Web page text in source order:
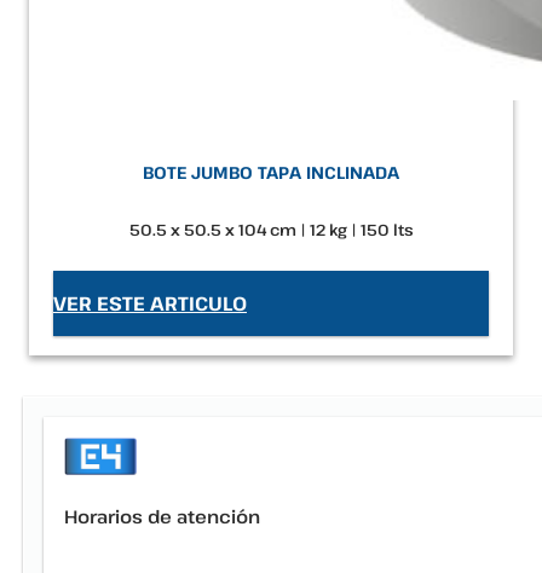
BOTE JUMBO TAPA INCLINADA
50.5 x 50.5 x 104 cm | 12 kg | 150 lts
VER ESTE ARTICULO
Horarios de atención